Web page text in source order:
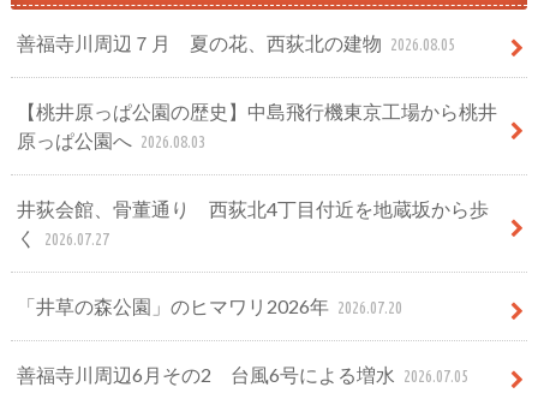
善福寺川周辺７月 夏の花、西荻北の建物 2026.08.05
【桃井原っぱ公園の歴史】中島飛行機東京工場から桃井
原っぱ公園へ 2026.08.03
井荻会館、骨董通り 西荻北4丁目付近を地蔵坂から歩
く
2026.07.27
「井草の森公園」のヒマワリ2026年 2026.07.20
善福寺川周辺6月その2 台風6号による増水 2026.07.05